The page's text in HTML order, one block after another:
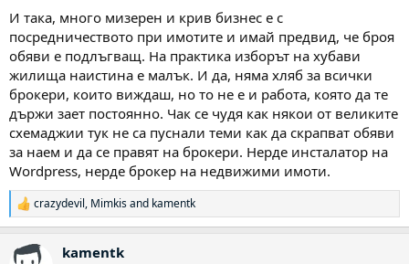
И така, много мизерен и крив бизнес е с
посредничеството при имотите и имай предвид, че броя
обяви е подлъгващ. На практика изборът на хубави
жилища наистина е малък. И да, няма хляб за всички
брокери, които виждаш, но то не е и работа, която да те
държи зает постоянно. Чак се чудя как някои от великите
схемаджии тук не са пуснали теми как да скрапват обяви
за наем и да се правят на брокери. Нерде инсталатор на
Wordpress, нерде брокер на недвижими имоти.
Р
е
к
crazydevil, Mimkisand kamentk
kamentk